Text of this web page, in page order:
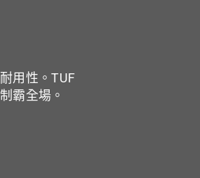
用性。TUF
霸全場。